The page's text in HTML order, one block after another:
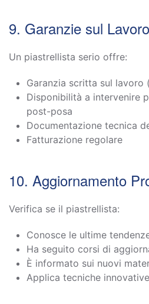
9. Garanzie sul Lavoro
Un piastrellista serio offre:
Garanzia scritta sul lavoro
Disponibilità a intervenire
post-posa
Documentazione tecnica
Fatturazione regolare
10. Aggiornamento
Verifica se il piastrellista:
Conosce le ultime
Ha seguito corsi di
È informato sui nuovi
Applica tecniche innovative